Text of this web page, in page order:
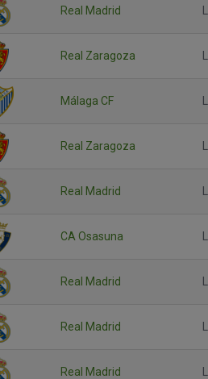
Real Madrid
Real Zaragoza
Málaga CF
Real Zaragoza
Real Madrid
CA Osasuna
Real Madrid
Real Madrid
Real Madrid